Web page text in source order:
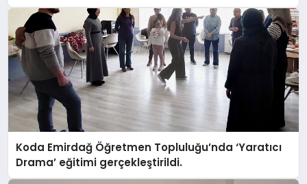
Koda Emirdağ Öğretmen Topluluğu’nda ‘Yaratıcı
Drama’ eğitimi gerçekleştirildi.